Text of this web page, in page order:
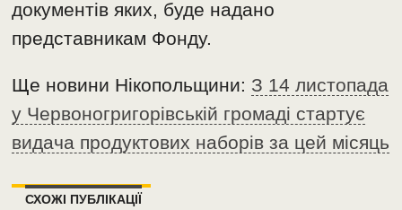
документів яких, буде надано
представникам Фонду.
Ще новини Нікопольщини: З 14 листопада
у Червоногригорівській громаді стартує
видача продуктових наборів за цей місяць
СХОЖІ ПУБЛІКАЦІЇ